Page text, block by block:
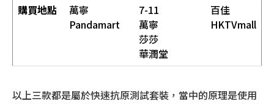
購買地點
萬寧
Pandamart
7-11
萬寧
莎莎
華潤堂
百佳
HKTVmall
以上三款都是屬於快速抗原測試套裝，當中的原理是使用